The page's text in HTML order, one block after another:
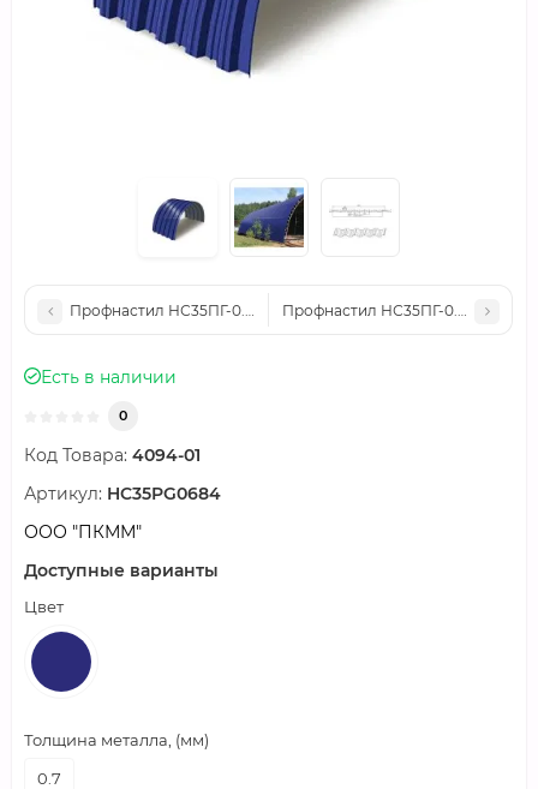
Профнастил НС35ПГ-0.5, Ширина-1000, Полиэстер RAL5002
Профнастил НС35ПГ-0.45,
Есть в наличии
0
Код Товара: 4094-01
Артикул: HC35PG0684
ООО "ПКММ"
Доступные варианты
Цвет
Толщина металла, (мм)
0.7